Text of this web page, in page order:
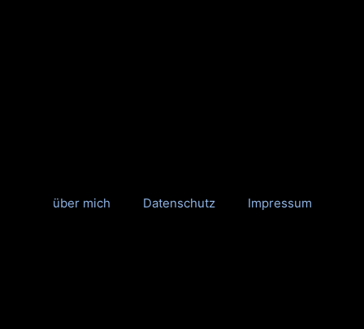
über mich Datenschutz Impressum